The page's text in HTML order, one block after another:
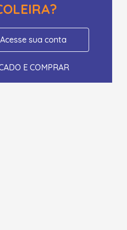
Acesse sua conta
E COMPRAR